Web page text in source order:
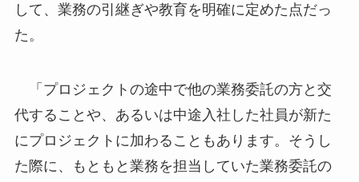
して、業務の引継ぎや教育を明確に定めた点だっ
た。
「プロジェクトの途中で他の業務委託の方と交
代することや、あるいは中途入社した社員が新た
にプロジェクトに加わることもあります。そうし
た際に、もともと業務を担当していた業務委託の